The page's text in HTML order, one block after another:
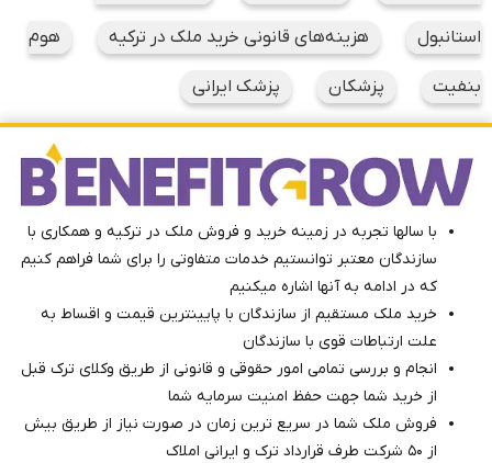
استانبول هزینه‌های قانونی خرید ملک در ترکیه هوم
بنفیت پزشکان پزشک ایرانی
با سالها تجربه در زمینه خرید و فروش ملک در ترکیه و همکاری با
سازندگان معتبر توانستیم خدمات متفاوتی را برای شما فراهم کنیم
که در ادامه به آنها اشاره میکنیم
خرید ملک مستقیم از سازندگان با پایینترین قیمت و اقساط به
علت ارتباطات قوی با سازندگان
انجام و بررسی تمامی امور حقوقی و قانونی از طریق وکلای ترک ‌قبل
از خرید شما جهت حفظ امنیت سرمایه شما
فروش ملک شما در سریع ترین زمان در صورت نیاز از طریق بیش
از ۵۰ شرکت طرف قرارداد ترک و ایرانی املاک